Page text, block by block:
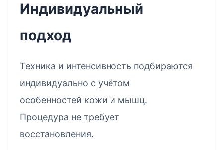
Индивидуальный
подход
Техника и интенсивность подбираются
индивидуально с учётом
особенностей кожи и мышц.
Процедура не требует
восстановления.